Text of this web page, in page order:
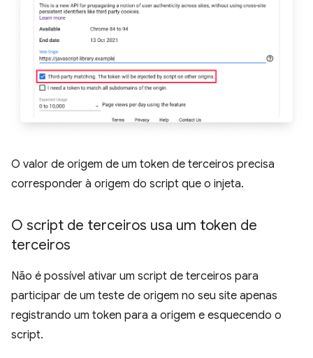
O valor de origem de um token de terceiros precisa
corresponder à origem do script que o injeta.
O script de terceiros usa um token de
terceiros
Não é possível ativar um script de terceiros para
participar de um teste de origem no seu site apenas
registrando um token para a origem e esquecendo o
script.